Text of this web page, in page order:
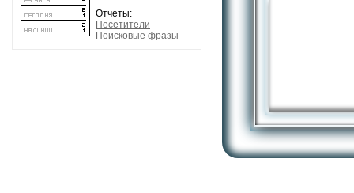
Отчеты:
Посетители
Поисковые фразы